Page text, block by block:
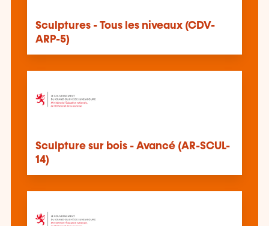
Sculptures - Tous les niveaux (CDV-
ARP-5)
Sculpture sur bois - Avancé (AR-SCUL-
14)